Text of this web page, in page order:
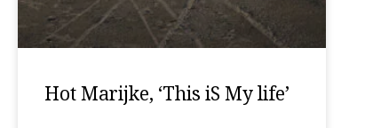
Hot Marijke, ‘This iS My life’